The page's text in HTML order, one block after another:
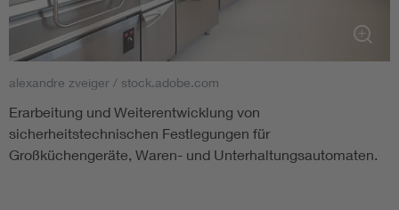
Living
Mobility
Smart Cities
DKE Fachinformationen im Kontext der Normung
alexandre zveiger / stock.adobe.com
Erarbeitung und Weiterentwicklung von
sicherheitstechnischen Festlegungen für
Großküchengeräte, Waren- und Unterhaltungsautomaten.